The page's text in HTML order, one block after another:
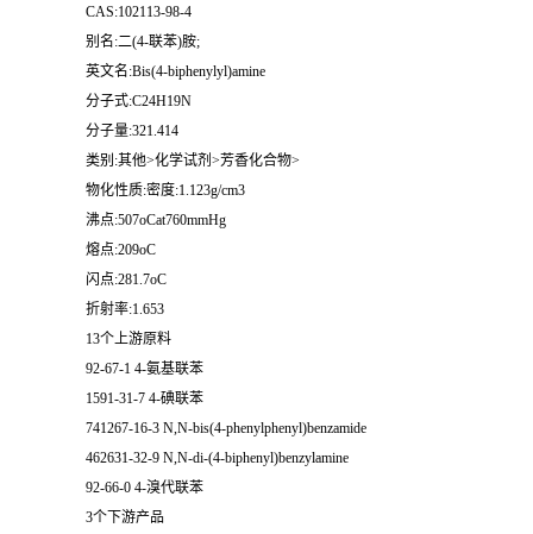
CAS:102113-98-4
别名:二(4-联苯)胺;
英文名:Bis(4-biphenylyl)amine
分子式:C24H19N
分子量:321.414
类别:其他>化学试剂>芳香化合物>
物化性质:密度:1.123g/cm3
沸点:507oCat760mmHg
熔点:209oC
闪点:281.7oC
折射率:1.653
13个上游原料
92-67-1 4-氨基联苯
1591-31-7 4-碘联苯
741267-16-3 N,N-bis(4-phenylphenyl)benzamide
462631-32-9 N,N-di-(4-biphenyl)benzylamine
92-66-0 4-溴代联苯
3个下游产品